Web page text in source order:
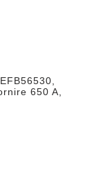
650 A,